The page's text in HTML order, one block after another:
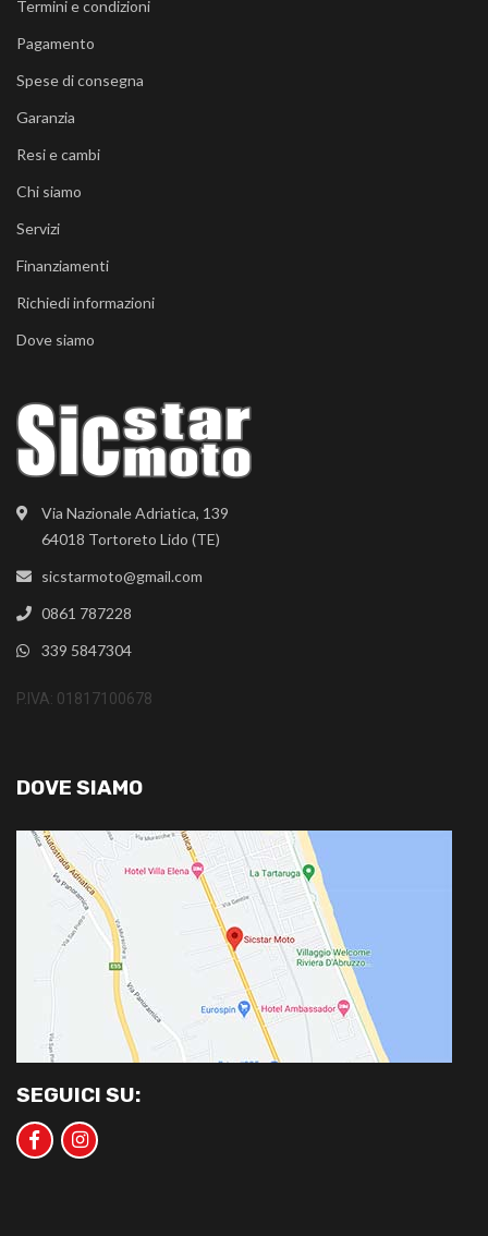
Via Nazionale Adriatica, 139
64018 Tortoreto Lido (TE)
sicstarmoto@gmail.com
0861 787228
339 5847304
P.IVA: 01817100678
Termini e condizioni
Pagamento
Spese di consegna
Garanzia
Resi e cambi
Chi siamo
Servizi
Finanziamenti
Richiedi informazioni
Dove siamo
DOVE SIAMO
SEGUICI SU: